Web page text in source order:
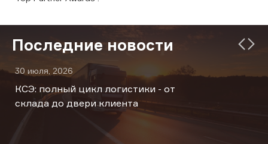
Последние новости
30 июля, 2026
КСЭ: полный цикл логистики - от
склада до двери клиента